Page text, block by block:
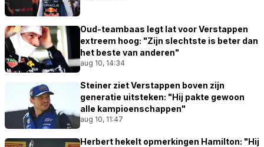
Oud-teambaas legt lat voor Verstappen
extreem hoog: "Zijn slechtste is beter dan
het beste van anderen"
aug 10, 14:34
Steiner ziet Verstappen boven zijn
generatie uitsteken: "Hij pakte gewoon
alle kampioenschappen"
aug 10, 11:47
Herbert hekelt opmerkingen Hamilton: "Hij